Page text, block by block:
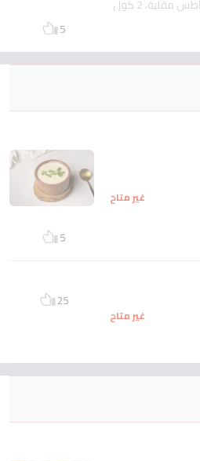
أو دجاج بافلو كرسبي) مع 2 بطاطس مقلية، 2 كول
5
غير متاح
5
غير متاح
25